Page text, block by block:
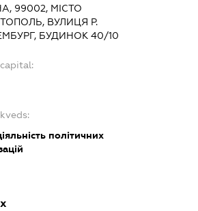
99002, МІСТО
ВУЛИЦЯ Р.
БУДИНОК 40/10
політичних